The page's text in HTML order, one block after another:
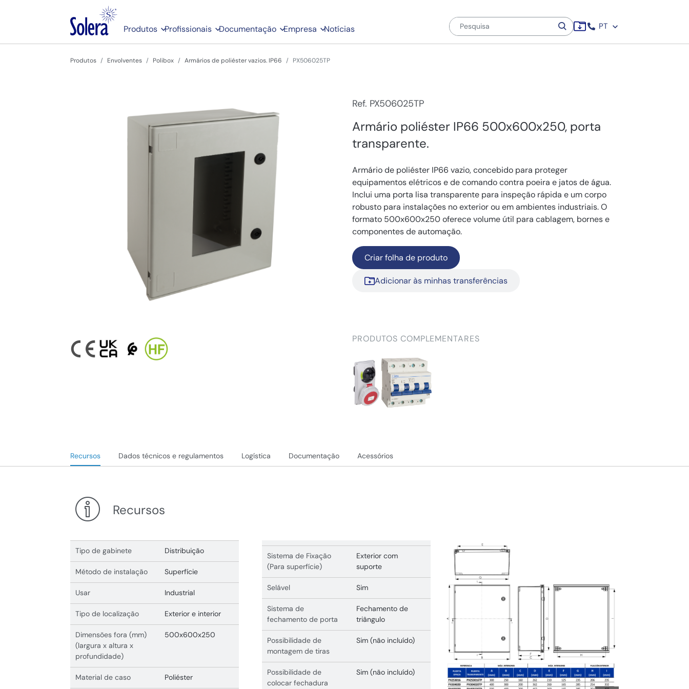
Produtos Profissionais Documentação Empresa Notícias PT
Produtos Envolventes Polibox Armários de poliéster vazios. IP66 PX506025TP
Ref. PX506025TP
Armário poliéster IP66 500x600x250, porta
transparente.
Armário de poliéster IP66 vazio, concebido para proteger
equipamentos elétricos e de comando contra poeira e jatos de água.
Inclui uma porta lisa transparente para inspeção rápida e um corpo
robusto para instalações no exterior ou em ambientes industriais. O
formato 500x600x250 oferece volume útil para cablagem, bornes e
componentes de automação.
Criar folha de produto
Adicionar às minhas transferências
PRODUTOS COMPLEMENTARES
Recursos Dados técnicos e regulamentos Logística Documentação Acessórios
Recursos
Tipo de gabinete Distribuição
Método de instalação Superfície
Usar Industrial
Tipo de localização Exterior e interior
Dimensões fora (mm)
(largura x altura x
profundidade)
500x600x250
Material de caso Poliéster
Sistema de Fixação
(Para superfície)
Exterior com
suporte
Selável Sim
Sistema de
fechamento de porta
Fechamento de
triângulo
Possibilidade de
montagem de tiras
Sim (não incluído)
Possibilidade de
colocar fechadura
Sim (não incluído)